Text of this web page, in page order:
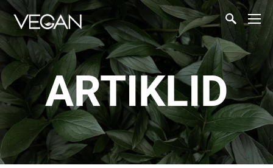
ARTIKLID